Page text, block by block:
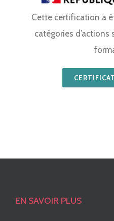
Cette certification a
catégories
EN SAVOIR PLUS